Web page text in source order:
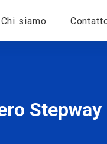
Chi siamo
Stepway